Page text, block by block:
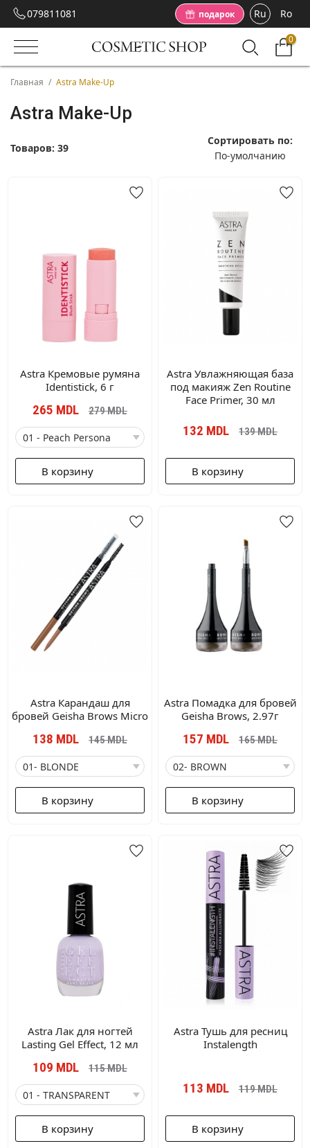
079811081 подарок Ru Ro
0
Главная / Astra Make-Up
Astra Make-Up
Товаров: 39
Сортировать по:
Astra Кремовые румяна
Identistick, 6 г
265 MDL 279MDL
В корзину
Astra Увлажняющая база
под макияж Zen Routine
Face Primer, 30 мл
132 MDL 139MDL
В корзину
Astra Карандаш для
бровей Geisha Brows Micro
138 MDL 145MDL
В корзину
Astra Помадка для бровей
Geisha Brows, 2.97г
157 MDL 165MDL
В корзину
Astra Лак для ногтей
Lasting Gel Effect, 12 мл
109 MDL 115MDL
В корзину
Astra Тушь для ресниц
Instalength
113 MDL 119MDL
В корзину